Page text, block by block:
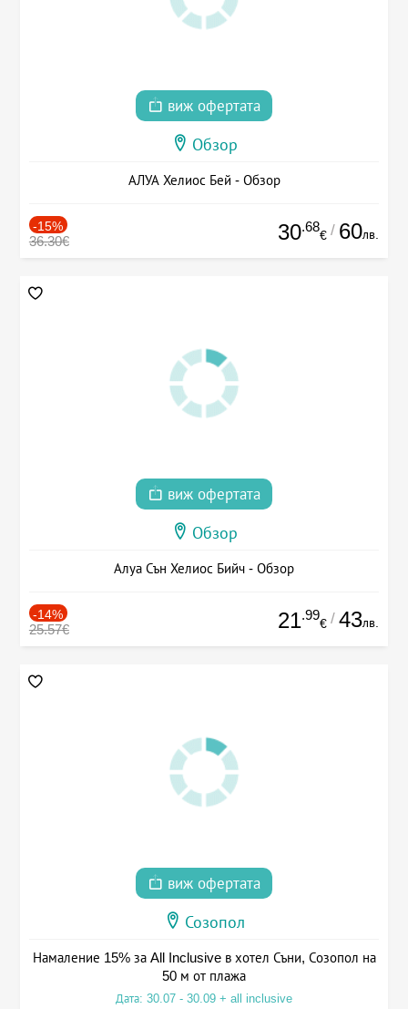
виж офертата
Обзор
АЛУА Хелиос Бей - Обзор
-15%
36.30€ 30.68
€ / 60лв.
виж офертата
Обзор
Алуа Сън Хелиос Бийч - Обзор
-14%
25.57€ 21.99
€ / 43лв.
виж офертата
Созопол
Намаление 15% за All Inclusive в хотел Съни, Созопол на
50 м от плажа
Дата: 30.07 - 30.09 + all inclusive